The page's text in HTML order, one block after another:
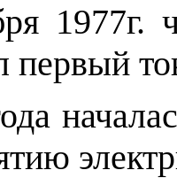
1977г.
первый